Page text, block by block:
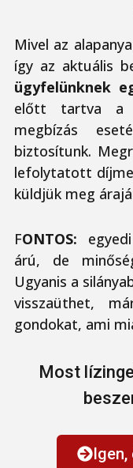
Mivel az
így az aktuális
ügyfelünknek
előtt tartva a
megbízás
biztosítunk.
lefolytatott
küldjük meg
FONTOS:
árú, de
Ugyanis a
visszaüthet,
gondokat, ami
Most
Igen,